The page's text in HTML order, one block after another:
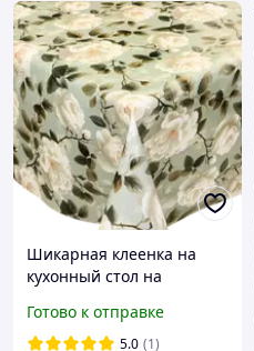
Шикарная клеенка на
кухонный стол на
Готово к отправке
5.0 (1)